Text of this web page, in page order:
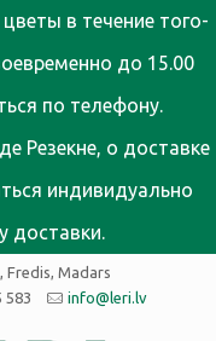
в течение того-
до 15.00
по телефону.
Резекне, о доставке
индивидуально
доставки.
Fredis, Madars
583 info@leri.lv